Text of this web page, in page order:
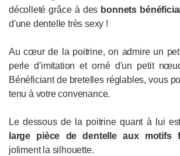
décolleté grâce à des bonnets
d'une dentelle très sexy !
Au cœur de la poitrine, on admire un
perle d'imitation et orné d'un petit
Bénéficiant de bretelles réglables, vous
tenu à votre convenance.
Le dessous de la poitrine quant à lui
large pièce de dentelle aux motifs
joliment la silhouette.